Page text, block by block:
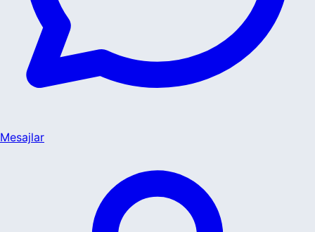
Mesajlar